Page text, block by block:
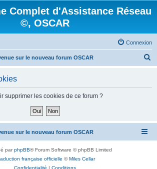
Complet d'Assistance Réseau
©, OSCAR
Connexion
sur le nouveau forum OSCAR
h
supprimer les cookies de ce forum ?
sur le nouveau forum OSCAR
parphpBB® Forum Software © phpBB Limited
française officielle ©Miles Cellar
Confidentialité | Conditions